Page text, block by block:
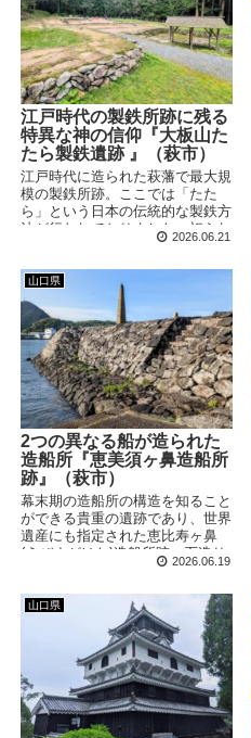
江戸時代の製鉄所跡に残る
特異な神の信仰『大板山た
たら製鉄遺跡 』（萩市）
江戸時代に造られた萩藩で最大規
模の製鉄所跡。ここでは「たた
ら」という日本の伝統的な製鉄方
法が行われておりました。祀られ
ている「金屋子神」は、鉄と鍛冶
た神様であったようです。
2026.06.21
山口県
2つの異なる船が造られた
造船所『恵美須ヶ鼻造船所
跡』（萩市）
幕末期の造船所の構造を知ること
ができる貴重の遺跡であり、世界
遺産にも指定された恵比寿ヶ鼻
(えびすがはな)造船所跡。石造り
の防波堤が現在も保存されてお
ます。ここで造られた船は、どん
な船だったのでしょうか。
2026.06.19
山口県